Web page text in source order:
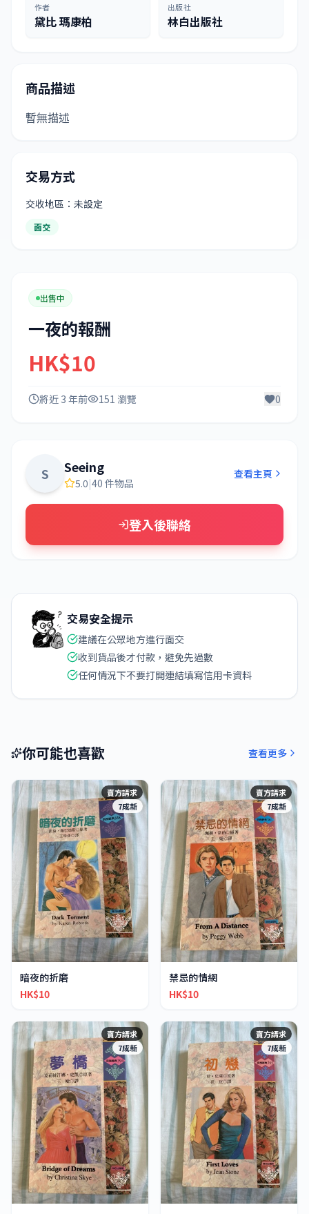
作者
黛比 瑪康柏
出版社
林白出版社
商品描述
暫無描述
交易方式
交收地區：未設定
面交
出售中
一夜的報酬
HK$10
將近 3 年前 151 瀏覽 0
S Seeing
5.0|40 件物品
查看主頁
登入後聯絡
交易安全提示
建議在公眾地方進行面交
收到貨品後才付款，避免先過數
任何情況下不要打開連結填寫信用卡資料
你可能也喜歡 查看更多
賣方請求
7成新
暗夜的折磨
HK$10
賣方請求
7成新
禁忌的情網
HK$10
賣方請求
7成新
賣方請求
7成新